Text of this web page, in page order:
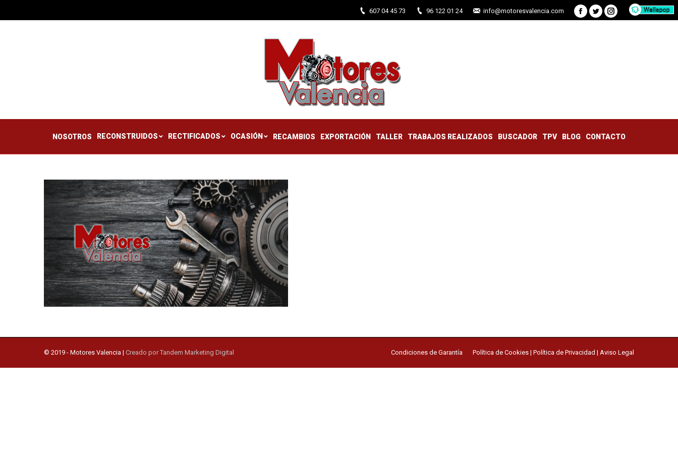
607 04 45 73 96 122 01 24 info@motoresvalencia.com
Facebook
TwitterInstagram
NOSOTROS RECONSTRUIDOS RECTIFICADOS OCASIÓN RECAMBIOS EXPORTACIÓN TALLER TRABAJOS REALIZADOS BUSCADOR TPV BLOG CONTACTO
© 2019 - Motores Valencia | Creado por Tandem Marketing Digital Condiciones de Garantía Política de Cookies | Política de Privacidad | Aviso Legal
NOSOTROS RECONSTRUIDOS RECTIFICADOS OCASIÓN RECAMBIOS EXPORTACIÓN TALLER TRABAJOS REALIZADOS BUSCADOR TPV BLOG CONTACTO